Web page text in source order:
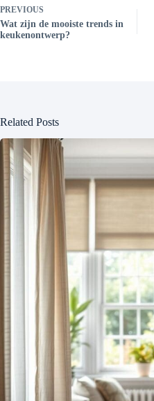
PREVIOUS
Wat zijn de mooiste trends in
keukenontwerp?
Related Posts